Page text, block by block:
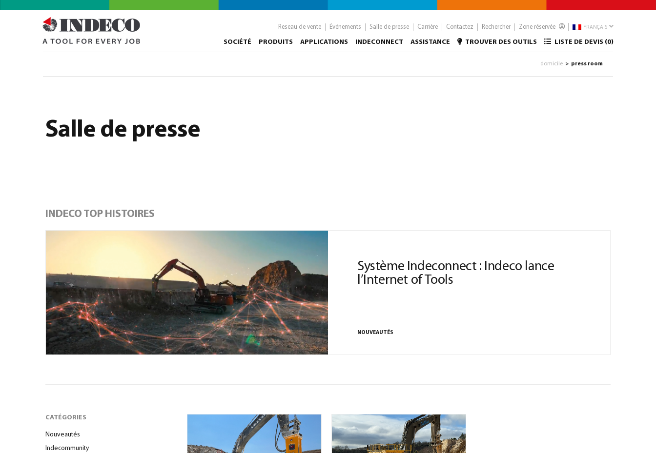
Reseau de vente Événements Salle de presse Carrière Contactez Rechercher Zone réservée FRANÇAIS
SOCIÉTÉ PRODUITS APPLICATIONS INDECONNECT ASSISTANCE TROUVER DES OUTILS LISTE DE DEVIS (0)
domicile > press room
Salle de presse
INDECO TOP HISTOIRES
Système Indeconnect : Indeco lance
l’Internet of Tools
NOUVEAUTÉS
CATÉGORIES
Nouveautés
Indecommunity